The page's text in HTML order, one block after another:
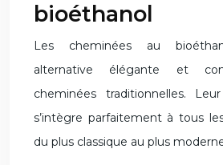
bioéthanol
Les cheminées au
alternative élégante et
cheminées traditionnelles.
s’intègre parfaitement à tous
du plus classique au plus